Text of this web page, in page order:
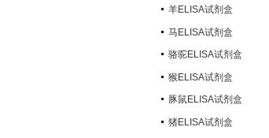
羊ELISA试剂盒
马ELISA试剂盒
骆驼ELISA试剂盒
猴ELISA试剂盒
豚鼠ELISA试剂盒
猪ELISA试剂盒